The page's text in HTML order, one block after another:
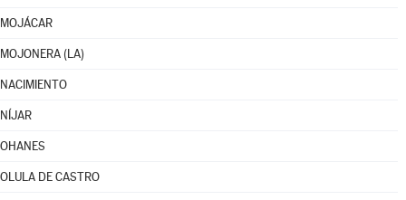
MOJÁCAR
MOJONERA (LA)
NACIMIENTO
NÍJAR
OHANES
OLULA DE CASTRO